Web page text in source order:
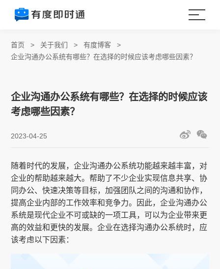
首页 > 关于我们 >有度博客 >
企业沟通办公系统有哪些？在选择的时候应该考虑哪些因素？
企业沟通办公系统有哪些？在选择的时候应该
考虑哪些因素？
2023-04-25
随着时代的发展，企业沟通办公系统功能越来越丰富，对
企业的帮助越来越大。帮助了不少企业实现信息共享、协
同办公、快速决策等目标，加强团队之间的沟通和协作，
提高企业内部的工作效率和竞争力。因此，企业沟通办公
系统是现代企业不可或缺的一项工具，可以为企业带来更
高的效益和更快的发展。企业在选择沟通办公系统时，应
该考虑以下因素：